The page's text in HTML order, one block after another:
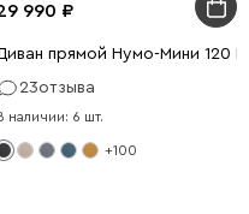
990
прямой Нумо-Мини 120
23отзыва
наличии: 6 шт.
+100